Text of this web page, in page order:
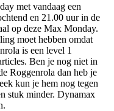
met vandaag een
en 21.00 uur in de
op deze Max Monday.
moet hebben omdat
is een level 1
Ben je nog niet in
Roggenrola dan heb je
kun je hem nog tegen
stuk minder. Dynamax